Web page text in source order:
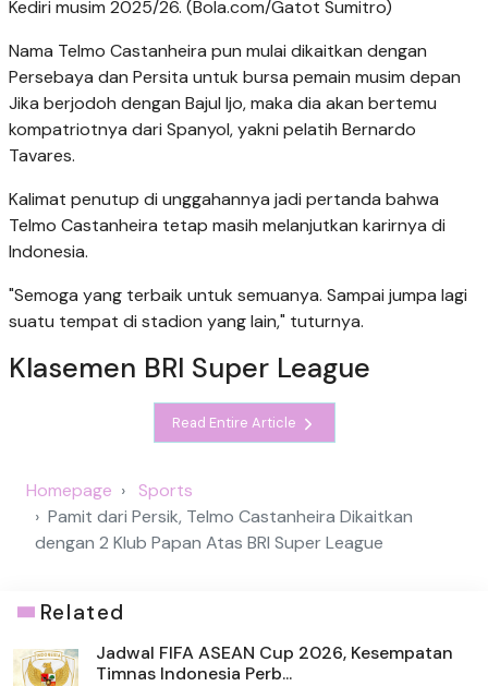
Kediri musim 2025/26. (Bola.com/Gatot Sumitro)
Nama Telmo Castanheira pun mulai dikaitkan dengan
Persebaya dan Persita untuk bursa pemain musim depan
Jika berjodoh dengan Bajul Ijo, maka dia akan bertemu
kompatriotnya dari Spanyol, yakni pelatih Bernardo
Tavares.
Kalimat penutup di unggahannya jadi pertanda bahwa
Telmo Castanheira tetap masih melanjutkan karirnya di
Indonesia.
"Semoga yang terbaik untuk semuanya. Sampai jumpa lagi
suatu tempat di stadion yang lain," tuturnya.
Klasemen BRI Super League
Read Entire Article
Homepage
Sports
Pamit dari Persik, Telmo Castanheira Dikaitkan
dengan 2 Klub Papan Atas BRI Super League
Related
Jadwal FIFA ASEAN Cup 2026, Kesempatan
Timnas Indonesia Perb...